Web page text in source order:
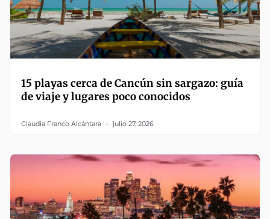
15 playas cerca de Cancún sin sargazo: guía
de viaje y lugares poco conocidos
Claudia Franco Alcántara julio 27, 2026